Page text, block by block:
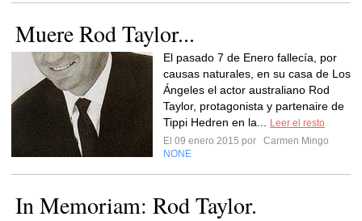
Muere Rod Taylor...
El pasado 7 de Enero fallecía, por
causas naturales, en su casa de Los
Ángeles el actor australiano Rod
Taylor, protagonista y partenaire de
Tippi Hedren en la...
Leer el resto
El 09 enero 2015 por
Carmen Mingo
NONE
In Memoriam: Rod Taylor.